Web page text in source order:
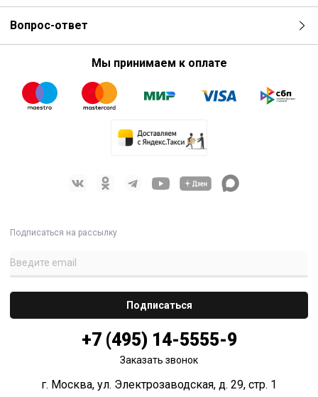
Вопрос-ответ
Мы принимаем к оплате
Подписаться на рассылку
+7 (495) 14-5555-9
Заказать звонок
г. Москва, ул. Электрозаводская, д. 29, стр. 1